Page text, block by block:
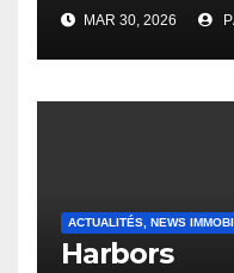
MAR 30, 2026
ACTUALITÉS, NEWS
Harbors